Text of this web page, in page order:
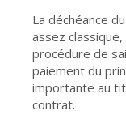
La déchéance
assez
procédure de
paiement du
importante au
contrat.